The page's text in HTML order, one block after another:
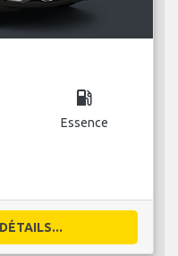
local_gas_station
Essence